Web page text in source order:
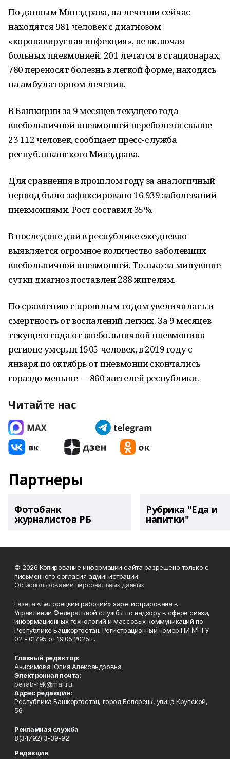
По данным Минздрава, на лечении сейчас
находятся 981 человек с диагнозом
«коронавирусная инфекция», не включая
больных пневмонией. 201 лечатся в стационарах,
780 переносят болезнь в легкой форме, находясь
на амбулаторном лечении.
В Башкирии за 9 месяцев текущего года
внебольничной пневмонией переболели свыше
23 112 человек, сообщает пресс-служба
республиканского Минздрава.
Для сравнения в прошлом году за аналогичный
период было зафиксировано 16 939 заболеваний
пневмониями. Рост составил 35%.
В последние дни в республике ежедневно
выявляется огромное количество заболевших
внебольничной пневмонией. Только за минувшие
сутки диагноз поставлен 288 жителям.
По сравнению с прошлым годом увеличилась и
смертность от воспалений легких. За 9 месяцев
текущего года от внебольничной пневмониив
регионе умерли 1505 человек, в 2019 году с
января по октябрь от пневмонии скончались
гораздо меньше — 860 жителей республики.
Читайте нас
Партнеры
Фотобанк
журналистов РБ
Рубрика "Еда и
напитки"
© 2026 Копирование информации сайта разрешено только с
письменного согласия администрации.
Об использовании персональных данных
Газета «Белорецкий рабочий» зарегистрирована в
Управлении Федеральной службы по надзору в сфере связи,
информационных технологий и массовых коммуникаций по
Республике Башкортостан. Регистрационный номер ПИ № ТУ
02 - 01795 от 19.05.2025 г.
Главный редактор:
Анисимова Юлия Александровна
Электронная почта:
belrab-rek@mail.ru
Адрес редакции:
Республика Башкортостан, город Белорецк, улица Крупской,
56.
Рекламная служба
8(34792) 3-39-92
Редакция